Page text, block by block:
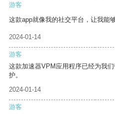
游客
这款app就像我的社交平台，让我能
2024-01-14
游客
这款加速器VPM应用程序已经为我
护。
2024-01-14
游客